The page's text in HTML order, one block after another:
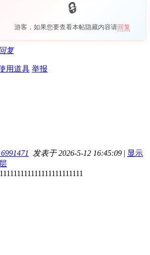
游客，如果您要查看本帖隐藏内容请回复
复
用道具 举报
发表于 2026-5-12 16:45:09 | 显示